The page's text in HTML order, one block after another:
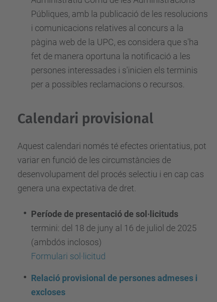
Públiques, amb la publicació de les resolucions
i comunicacions relatives al concurs a la
pàgina web de la UPC, es considera que s'ha
fet de manera oportuna la notificació a les
persones interessades i s'inicien els terminis
per a possibles reclamacions o recursos.
Calendari provisional
Aquest calendari només té efectes orientatius, pot
variar en funció de les circumstàncies de
desenvolupament del procés selectiu i en cap cas
genera una expectativa de dret.
Període de presentació de sol·licituds
termini: del 18 de juny al 16 de juliol de 2025
(ambdós inclosos)
Formulari sol·licitud
Relació provisional de persones admeses i
excloses